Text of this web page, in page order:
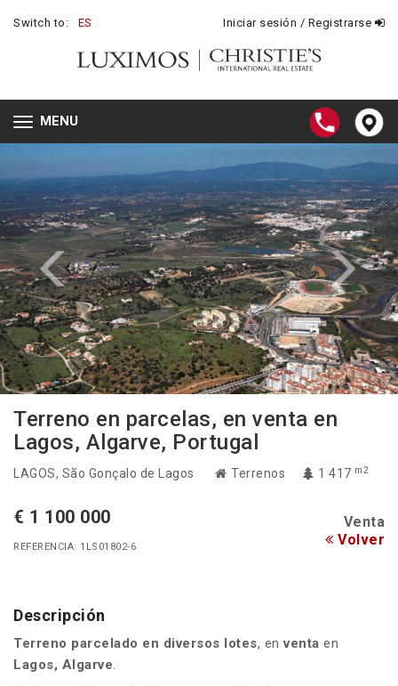
Switch to: ES Iniciar sesión / Registrarse
Toggle
navigation
MENU
Terreno en parcelas, en venta en
Lagos, Algarve, Portugal
LAGOS, São Gonçalo de Lagos Terrenos 1 417 m2
€ 1 100 000 Venta
REFERENCIA: 1LS01802-6 Volver
Descripción
Terreno parcelado en diversos lotes, en venta en
Lagos, Algarve.